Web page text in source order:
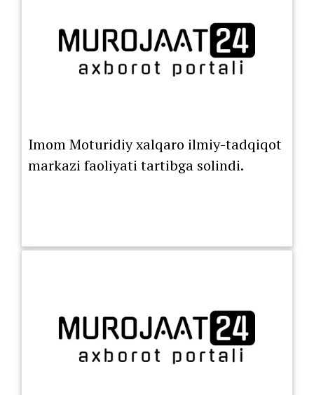
Imom Moturidiy xalqaro ilmiy-tadqiqot
markazi faoliyati tartibga solindi.